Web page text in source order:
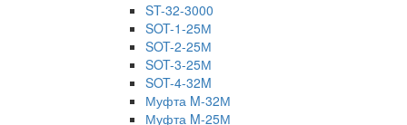
ST-32-3000
SOT-1-25М
SOT-2-25М
SOT-3-25М
SOT-4-32M
Муфта M-32М
Муфта M-25М